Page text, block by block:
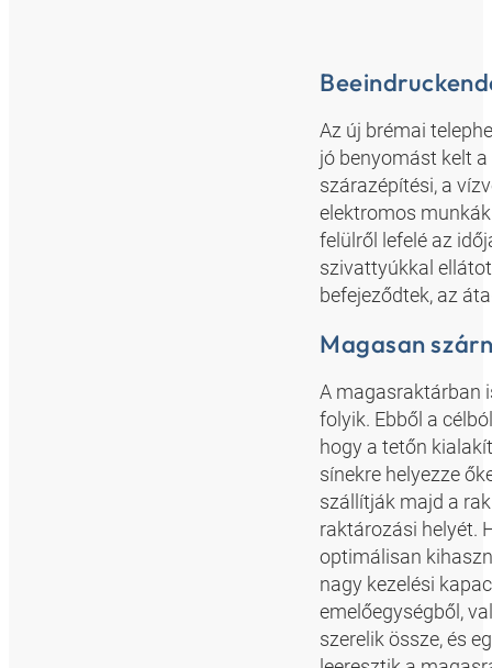
Az új brémai
jó benyomást kelt
szárazépítési, a
elektromos
felülről lefelé az
szivattyúkkal
befejeződtek, az
Magasan
A magasraktárban
folyik. Ebből a
hogy a tetőn
sínekre helyezze
szállítják majd a
raktározási helyét.
optimálisan
nagy kezelési
emelőegységből,
szerelik össze, és